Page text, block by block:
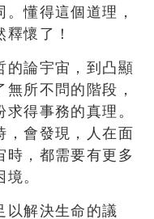
懂得這個道理，
懷了！
的論宇宙，到凸顯
所不問的階段，
求得事務的真理。
會發現， 人在面
， 都需要有更多
。
以解決生命的議